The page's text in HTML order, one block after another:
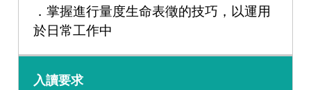
．掌握進行量度生命表徵的技巧，以運用
於日常工作中
入讀要求